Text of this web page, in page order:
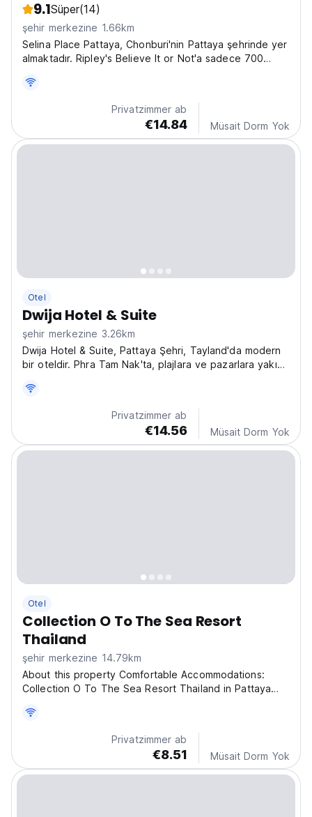
9.1Süper(14)
şehir merkezine 1.66km
Selina Place Pattaya, Chonburi'nin Pattaya şehrinde yer
almaktadır. Ripley's Believe It or Not'a sadece 700
Privatzimmer ab
€14.84 Müsait Dorm Yok
Otel
Dwija Hotel & Suite
şehir merkezine 3.26km
Dwija Hotel & Suite, Pattaya Şehri, Tayland'da modern
bir oteldir. Phra Tam Nak'ta, plajlara ve pazarlara yakın
kaçış noktasıdır. (Auto-translated from original
Privatzimmer ab
€14.56 Müsait Dorm Yok
Otel
Collection O To The Sea Resort
Thailand
şehir merkezine 14.79km
About this property Comfortable Accommodations:
Collection O To The Sea Resort Thailand in Pattaya
bathrooms, and free WiFi. Each room includes a work
desk, seating area, and TV. Exceptional Facilities:
Privatzimmer ab
€8.51 Müsait Dorm Yok